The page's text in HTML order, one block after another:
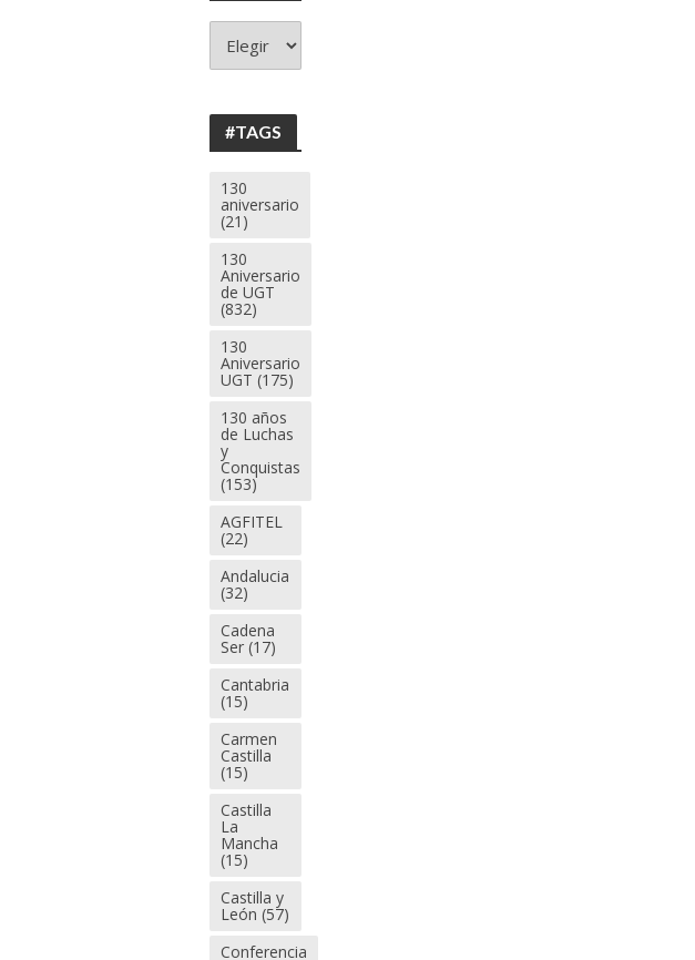
130
#TAGS
130
aniversario
(21)
130
Aniversario
de UGT
(832)
130
Aniversario
UGT (175)
130 años
de Luchas
y
Conquistas
(153)
AGFITEL
(22)
Andalucia
(32)
Cadena
Ser (17)
Cantabria
(15)
Carmen
Castilla
(15)
Castilla
La
Mancha
(15)
Castilla y
León (57)
Conferencia